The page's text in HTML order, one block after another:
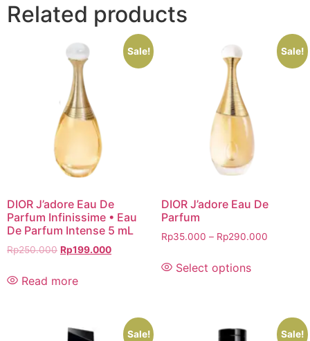
Related products
Sale!
DIOR J’adore Eau De
Parfum Infinissime • Eau
De Parfum Intense 5 mL
Rp250.000 Rp199.000
Read more
Sale!
DIOR J’adore Eau De
Parfum
Rp35.000 – Rp290.000
Select options
Sale! Sale!